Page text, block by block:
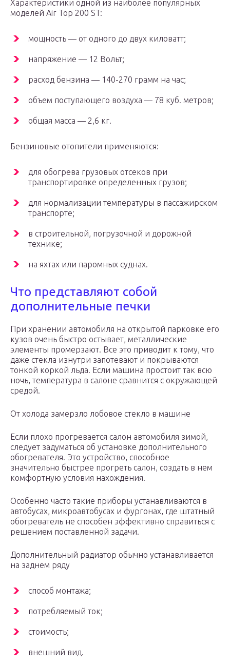
Характеристики одной из наиболее популярных
моделей Air Top 200 ST:
мощность — от одного до двух киловатт;
напряжение — 12 Вольт;
расход бензина — 140-270 грамм на час;
объем поступающего воздуха — 78 куб. метров;
общая масса — 2,6 кг.
Бензиновые отопители применяются:
для обогрева грузовых отсеков при
транспортировке определенных грузов;
для нормализации температуры в пассажирском
транспорте;
в строительной, погрузочной и дорожной
технике;
на яхтах или паромных суднах.
Что представляют собой
дополнительные печки
При хранении автомобиля на открытой парковке его
кузов очень быстро остывает, металлические
элементы промерзают. Все это приводит к тому, что
даже стекла изнутри запотевают и покрываются
тонкой коркой льда. Если машина простоит так всю
ночь, температура в салоне сравнится с окружающей
средой.
От холода замерзло лобовое стекло в машине
Если плохо прогревается салон автомобиля зимой,
следует задуматься об установке дополнительного
обогревателя. Это устройство, способное
значительно быстрее прогреть салон, создать в нем
комфортную условия нахождения.
Особенно часто такие приборы устанавливаются в
автобусах, микроавтобусах и фургонах, где штатный
обогреватель не способен эффективно справиться с
решением поставленной задачи.
Дополнительный радиатор обычно устанавливается
на заднем ряду
способ монтажа;
потребляемый ток;
стоимость;
внешний вид.